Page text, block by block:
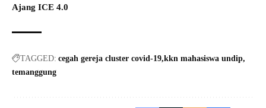
Ajang ICE 4.0
TAGGED: cegah gereja cluster covid-19 kkn mahasiswa undip
temanggung